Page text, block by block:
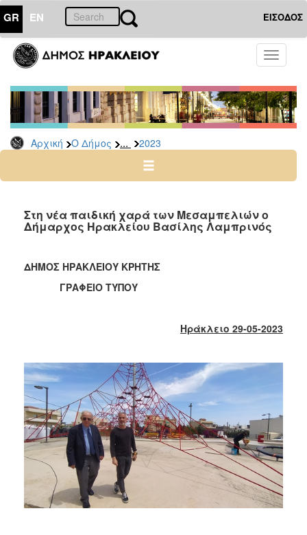
GR EN ΕΙΣΟΔΟΣ
Toggle
Αρχική Ο Δήμος ... 2023
ΔΗΜΟΣ
Δελτία
Τύπου
Αρχείο
2026
2024
2022
2020
2019
2015
2013
2012
2011
2010
2006
Στη νέα παιδική χαρά των Μεσαμπελιών ο
Δήμαρχος Ηρακλείου Βασίλης Λαμπρινός
ΔΗΜΟΣ ΗΡΑΚΛΕΙΟΥ ΚΡΗΤΗΣ
ΓΡΑΦΕΙΟ ΤΥΠΟΥ
Ηράκλειο 29-05-2023